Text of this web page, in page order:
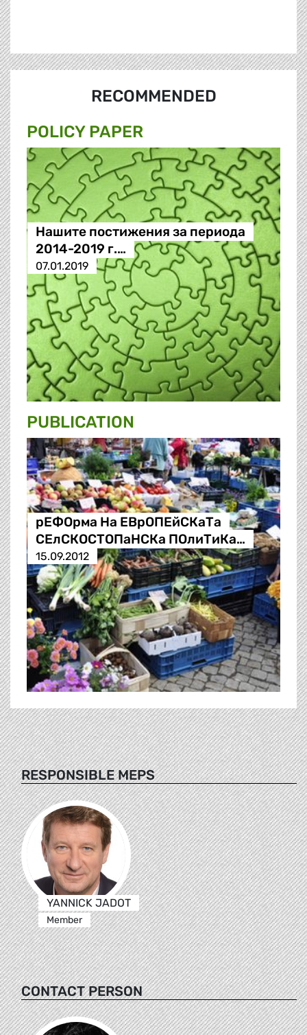
RECOMMENDED
POLICY PAPER
Нашите постижения за периода
2014-2019 г.…
07.01.2019
PUBLICATION
рЕФОрма На ЕВрОПЕйСКаТа
СЕлСКОСТОПаНСКа ПОлиТиКа…
15.09.2012
RESPONSIBLE MEPS
YANNICK JADOT
Member
CONTACT PERSON